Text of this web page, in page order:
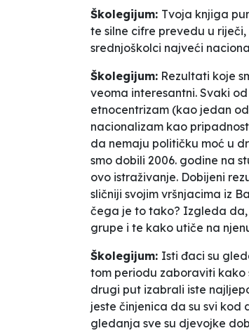
Školegijum: Tvoja knjiga
te silne cifre prevedu u
srednjoškolci najveći
Školegijum: Rezultati koje
veoma interesantni. Svaki
etnocentrizam (kao jedan
nacionalizam kao
da nemaju političku moć u
smo dobili 2006. godine na
ovo istraživanje. Dobijeni
sličniji svojim vršnjacima iz
čega je to tako? Izgleda
grupe i te kako utiče na
Školegijum: Isti đaci su
tom periodu zaboraviti kako
drugi put izabrali iste
jeste činjenica da su svi
gledanja sve su djevojke